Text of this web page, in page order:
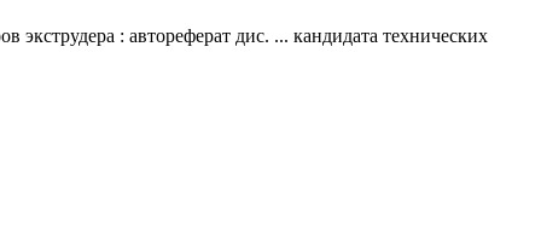
экструдера : автореферат дис. ... кандидата технических